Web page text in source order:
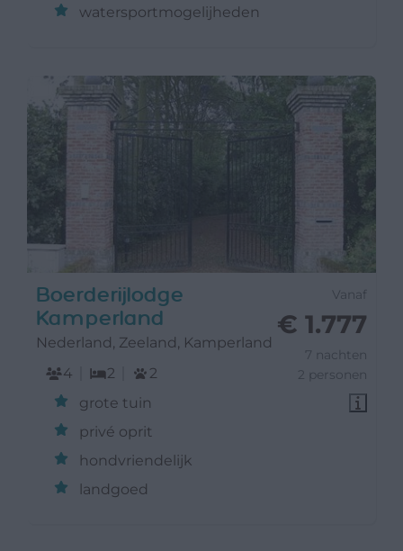
watersportmogelijheden
Vanaf
€ 1.777
7 nachten
2 personen
Boerderijlodge
Kamperland
Nederland, Zeeland, Kamperland
4
2
2
grote tuin
privé oprit
hondvriendelijk
landgoed